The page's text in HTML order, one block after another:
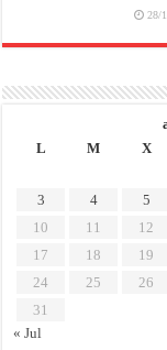
28/
L
M X
3
4 5
10
11 12
17
18 19
24
25 26
31
« Jul